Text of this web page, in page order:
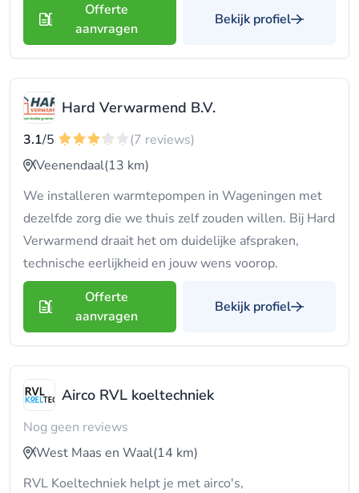
Offerte
aanvragen
Bekijk profiel
Hard Verwarmend B.V.
3.1/5
(7 reviews)
Veenendaal(13 km)
We installeren warmtepompen in Wageningen met
dezelfde zorg die we thuis zelf zouden willen. Bij Hard
Verwarmend draait het om duidelijke afspraken,
technische eerlijkheid en jouw wens voorop.
Offerte
aanvragen
Bekijk profiel
Airco RVL koeltechniek
Nog geen reviews
West Maas en Waal(14 km)
RVL Koeltechniek helpt je met airco's,